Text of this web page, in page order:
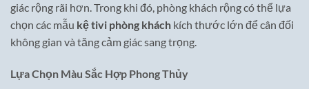
giác rộng rãi hơn. Trong khi đó, phòng khách rộng có thể lựa
chọn các mẫu kệ tivi phòng khách kích thước lớn để cân đối
không gian và tăng cảm giác sang trọng.
Lựa Chọn Màu Sắc Hợp Phong Thủy